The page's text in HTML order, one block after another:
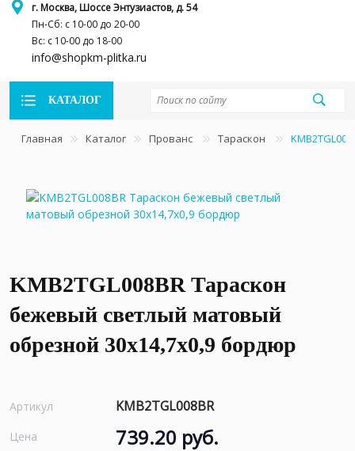
г. Москва, Шоссе Энтузиастов, д. 54
Пн-Сб: с 10-00 до 20-00
Вс: с 10-00 до 18-00
info@shopkm-plitka.ru
КАТАЛОГ
Главная Каталог Прованс Тараскон
KMB2TGL008BR Тараскон
бежевый светлый матовый
обрезной 30x14,7x0,9 бордюр
Артикул KMB2TGL008BR
Цена 739.20 руб.